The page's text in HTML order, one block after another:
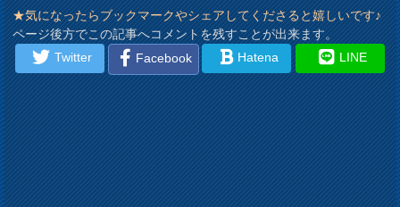
★気になったらブックマークやシェアしてくださると嬉しいです♪
ページ後方でこの記事へコメントを残すことが出来ます。
Twitter
Facebook Hatena LINE